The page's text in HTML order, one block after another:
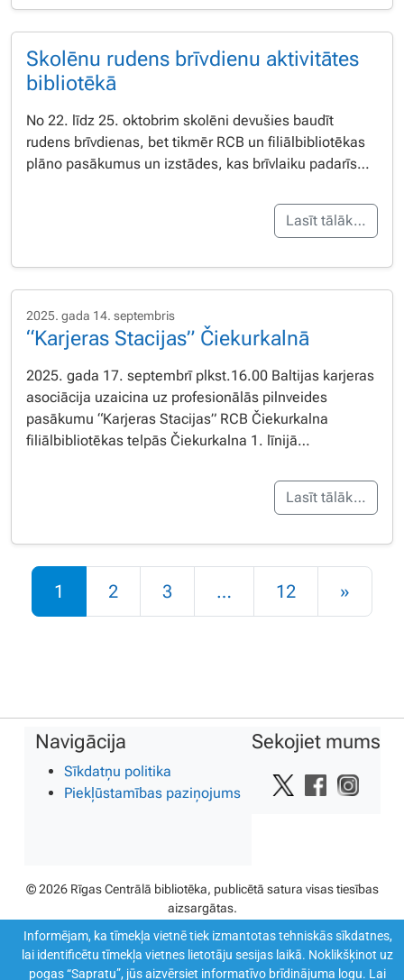
Skolēnu rudens brīvdienu aktivitātes
bibliotēkā
No 22. līdz 25. oktobrim skolēni devušies baudīt
rudens brīvdienas, bet tikmēr RCB un filiālbibliotēkas
plāno pasākumus un izstādes, kas brīvlaiku padarīs…
Lasīt tālāk…
2025. gada 14. septembris
“Karjeras Stacijas” Čiekurkalnā
2025. gada 17. septembrī plkst.16.00 Baltijas karjeras
asociācija uzaicina uz profesionālās pilnveides
pasākumu “Karjeras Stacijas” RCB Čiekurkalna
filiālbibliotēkas telpās Čiekurkalna 1. līnijā…
Lasīt tālāk…
Rakstu navigācija
1 2 3 … 12 »
Navigācija
Sīkdatņu politika
Piekļūstamības paziņojums
Sekojiet mums
© 2026 Rīgas Centrālā bibliotēka, publicētā satura visas tiesības
aizsargātas.
Informējam, ka tīmekļa vietnē tiek izmantotas tehniskās sīkdatnes,
lai identificētu tīmekļa vietnes lietotāju sesijas laikā. Noklikšķinot uz
pogas “Sapratu”, jūs aizvērsiet informatīvo brīdinājuma logu. Lai